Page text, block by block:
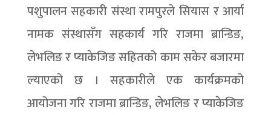
पशुपालन सहकारी संस्था रामपुरले सियास र आर्या
नामक संस्थासँग सहकार्य गरि राजमा ब्रान्डिङ,
लेभलिङ र प्याकेजिङ सहितको काम सकेर बजारमा
ल्याएको छ । सहकारीले एक कार्यक्रमको
आयोजना गरि राजमा ब्रान्डिङ, लेभलिङ र प्याकेजिङ